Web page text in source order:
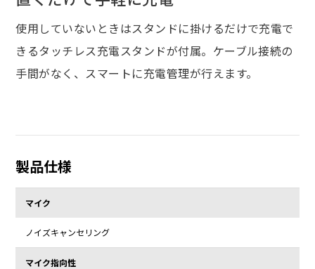
使用していないときはスタンドに掛けるだけで充電で
きるタッチレス充電スタンドが付属。ケーブル接続の
手間がなく、スマートに充電管理が行えます。
製品仕様
マイク
ノイズキャンセリング
マイク指向性